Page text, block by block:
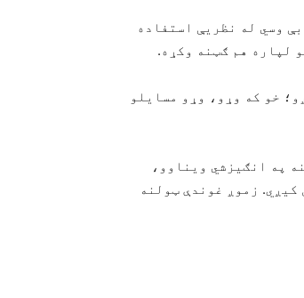
وسي له نظریې استفاده
لپاره هم ګټنه وکړه.
خو که وړو، وړو مسایلو
په انګیزشي ویناوو،
زموږ غوندې ټولنه